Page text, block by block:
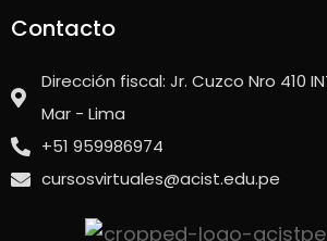
Contacto
Dirección fiscal: Jr. Cuzco Nro 410
Mar - Lima
+51 959986974
cursosvirtuales@acist.edu.pe